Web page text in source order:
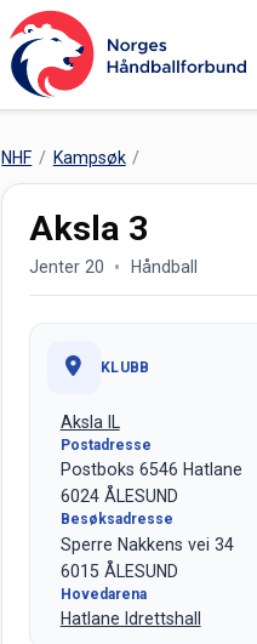
NHF Kampsøk
Aksla 3
Jenter 20 Håndball
KLUBB
Aksla IL
Postadresse
Postboks 6546 Hatlane
6024 ÅLESUND
Besøksadresse
Sperre Nakkens vei 34
6015 ÅLESUND
Hovedarena
Hatlane Idrettshall